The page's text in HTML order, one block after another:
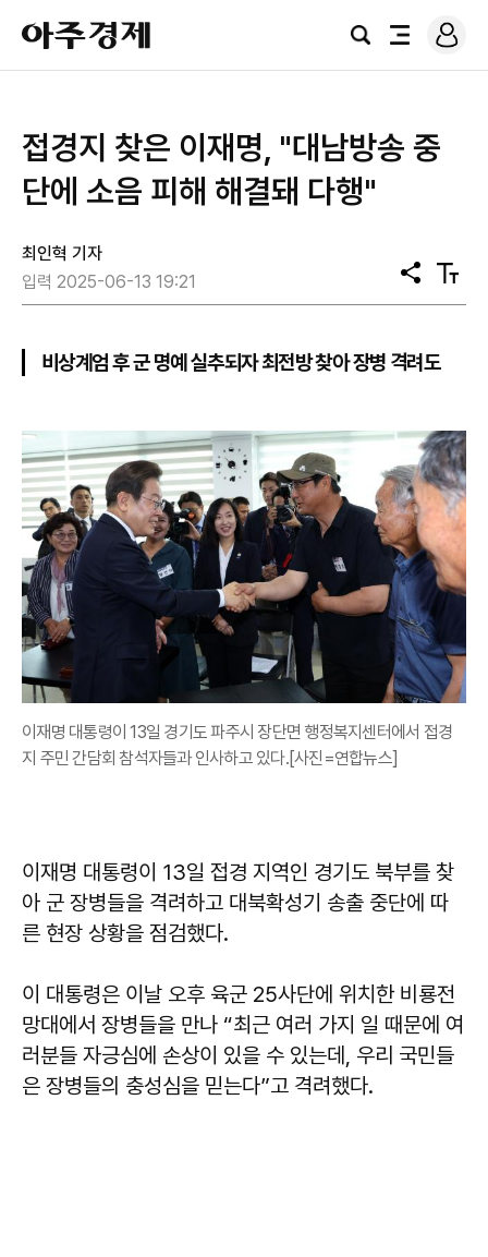
아
주
경
검
전
로
그
접경지 찾은 이재명, "대남방송 중
단에 소음 피해 해결돼 다행"
최인혁 기자
입력 2025-06-13 19:21
공
유
텍
스
비상계엄 후 군 명예 실추되자 최전방 찾아 장병 격려도
이재명 대통령이 13일 경기도 파주시 장단면 행정복지센터에서 접경
지 주민 간담회 참석자들과 인사하고 있다.[사진=연합뉴스]
이재명 대통령이 13일 접경 지역인 경기도 북부를 찾
아 군 장병들을 격려하고 대북확성기 송출 중단에 따
른 현장 상황을 점검했다.
이 대통령은 이날 오후 육군 25사단에 위치한 비룡전
망대에서 장병들을 만나 “최근 여러 가지 일 때문에 여
러분들 자긍심에 손상이 있을 수 있는데, 우리 국민들
은 장병들의 충성심을 믿는다”고 격려했다.